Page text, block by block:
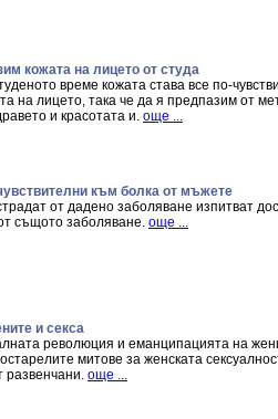
кожата на лицето от студа
време кожата става все по-
на лицето, така че да я предпазим от
и красотата и. още ...
към болка от мъжете
от дадено заболяване изпитват
същото заболяване. още ...
и секса
революция и еманципацията на
митове за женската
развенчани. още ...